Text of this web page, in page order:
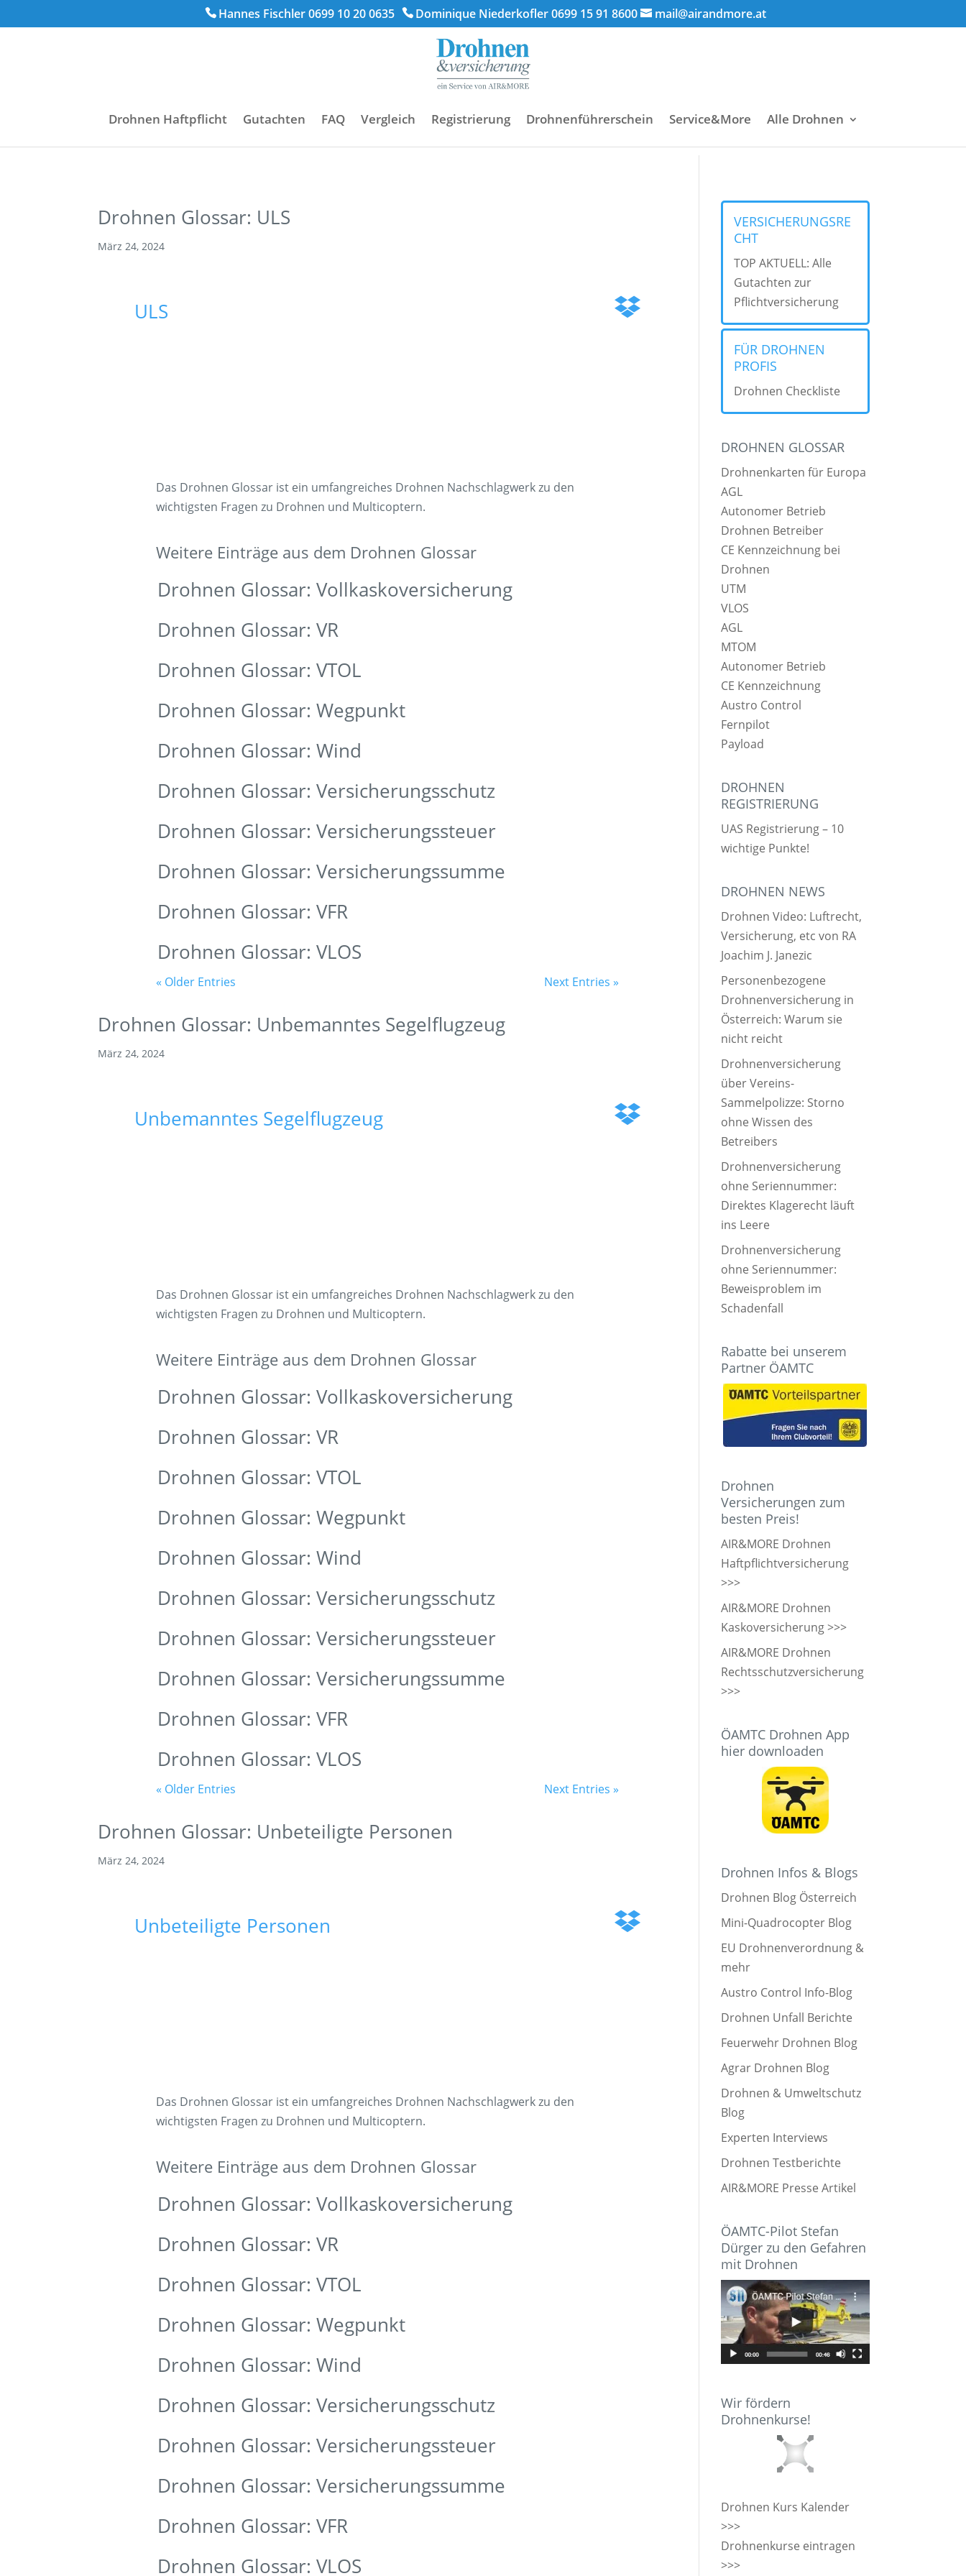
Hannes Fischler 0699 10 20 0635 Dominique Niederkofler 0699 15 91 8600 mail@airandmore.at
Drohnen Haftpflicht Gutachten FAQ Vergleich Registrierung Drohnenführerschein Service&More Alle Drohnen
Drohnen Glossar: ULS
März 24, 2024
ULS
Das Drohnen Glossar ist ein umfangreiches Drohnen Nachschlagwerk zu den
wichtigsten Fragen zu Drohnen und Multicoptern.
Weitere Einträge aus dem Drohnen Glossar
Drohnen Glossar: Vollkaskoversicherung
Drohnen Glossar: VR
Drohnen Glossar: VTOL
Drohnen Glossar: Wegpunkt
Drohnen Glossar: Wind
Drohnen Glossar: Versicherungsschutz
Drohnen Glossar: Versicherungssteuer
Drohnen Glossar: Versicherungssumme
Drohnen Glossar: VFR
Drohnen Glossar: VLOS
« Older Entries Next Entries »
Drohnen Glossar: Unbemanntes Segelflugzeug
März 24, 2024
Unbemanntes Segelflugzeug
Das Drohnen Glossar ist ein umfangreiches Drohnen Nachschlagwerk zu den
wichtigsten Fragen zu Drohnen und Multicoptern.
Weitere Einträge aus dem Drohnen Glossar
Drohnen Glossar: Vollkaskoversicherung
Drohnen Glossar: VR
Drohnen Glossar: VTOL
Drohnen Glossar: Wegpunkt
Drohnen Glossar: Wind
Drohnen Glossar: Versicherungsschutz
Drohnen Glossar: Versicherungssteuer
Drohnen Glossar: Versicherungssumme
Drohnen Glossar: VFR
Drohnen Glossar: VLOS
« Older Entries Next Entries »
Drohnen Glossar: Unbeteiligte Personen
März 24, 2024
Unbeteiligte Personen
Das Drohnen Glossar ist ein umfangreiches Drohnen Nachschlagwerk zu den
wichtigsten Fragen zu Drohnen und Multicoptern.
Weitere Einträge aus dem Drohnen Glossar
Drohnen Glossar: Vollkaskoversicherung
Drohnen Glossar: VR
Drohnen Glossar: VTOL
Drohnen Glossar: Wegpunkt
Drohnen Glossar: Wind
Drohnen Glossar: Versicherungsschutz
Drohnen Glossar: Versicherungssteuer
Drohnen Glossar: Versicherungssumme
Drohnen Glossar: VFR
Drohnen Glossar: VLOS
VERSICHERUNGSRE
CHT
TOP AKTUELL: Alle
Gutachten zur
Pflichtversicherung
FÜR DROHNEN
PROFIS
Drohnen Checkliste
DROHNEN GLOSSAR
Drohnenkarten für Europa
AGL
Autonomer Betrieb
Drohnen Betreiber
CE Kennzeichnung bei
Drohnen
UTM
VLOS
AGL
MTOM
Autonomer Betrieb
CE Kennzeichnung
Austro Control
Fernpilot
Payload
DROHNEN
REGISTRIERUNG
UAS Registrierung – 10
wichtige Punkte!
DROHNEN NEWS
Drohnen Video: Luftrecht,
Versicherung, etc von RA
Joachim J. Janezic
Personenbezogene
Drohnenversicherung in
Österreich: Warum sie
nicht reicht
Drohnenversicherung
über Vereins-
Sammelpolizze: Storno
ohne Wissen des
Betreibers
Drohnenversicherung
ohne Seriennummer:
Direktes Klagerecht läuft
ins Leere
Drohnenversicherung
ohne Seriennummer:
Beweisproblem im
Schadenfall
Rabatte bei unserem
Partner ÖAMTC
Drohnen
Versicherungen zum
besten Preis!
AIR&MORE Drohnen
Haftpflichtversicherung
>>>
AIR&MORE Drohnen
Kaskoversicherung >>>
AIR&MORE Drohnen
Rechtsschutzversicherung
>>>
ÖAMTC Drohnen App
hier downloaden
Drohnen Infos & Blogs
Drohnen Blog Österreich
Mini-Quadrocopter Blog
EU Drohnenverordnung &
mehr
Austro Control Info-Blog
Drohnen Unfall Berichte
Feuerwehr Drohnen Blog
Agrar Drohnen Blog
Drohnen & Umweltschutz
Blog
Experten Interviews
Drohnen Testberichte
AIR&MORE Presse Artikel
ÖAMTC-Pilot Stefan
Dürger zu den Gefahren
mit Drohnen
Wir fördern
Drohnenkurse!
Drohnen Kurs Kalender
>>>
Drohnenkurse eintragen
>>>